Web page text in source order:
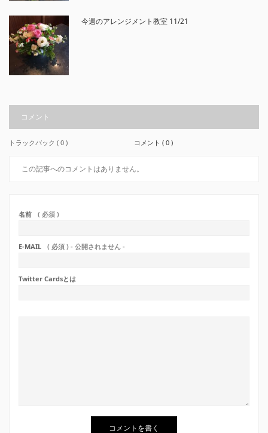
今週のアレンジメント教室 11/21
コメント
トラックバック ( 0 ) コメント ( 0 )
この記事へのコメントはありません。
名前 ( 必須 )
E-MAIL ( 必須 ) - 公開されません -
Twitter Cardsとは